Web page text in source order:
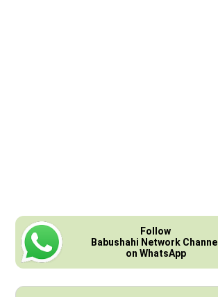
Follow
Babushahi Network Channel
on WhatsApp